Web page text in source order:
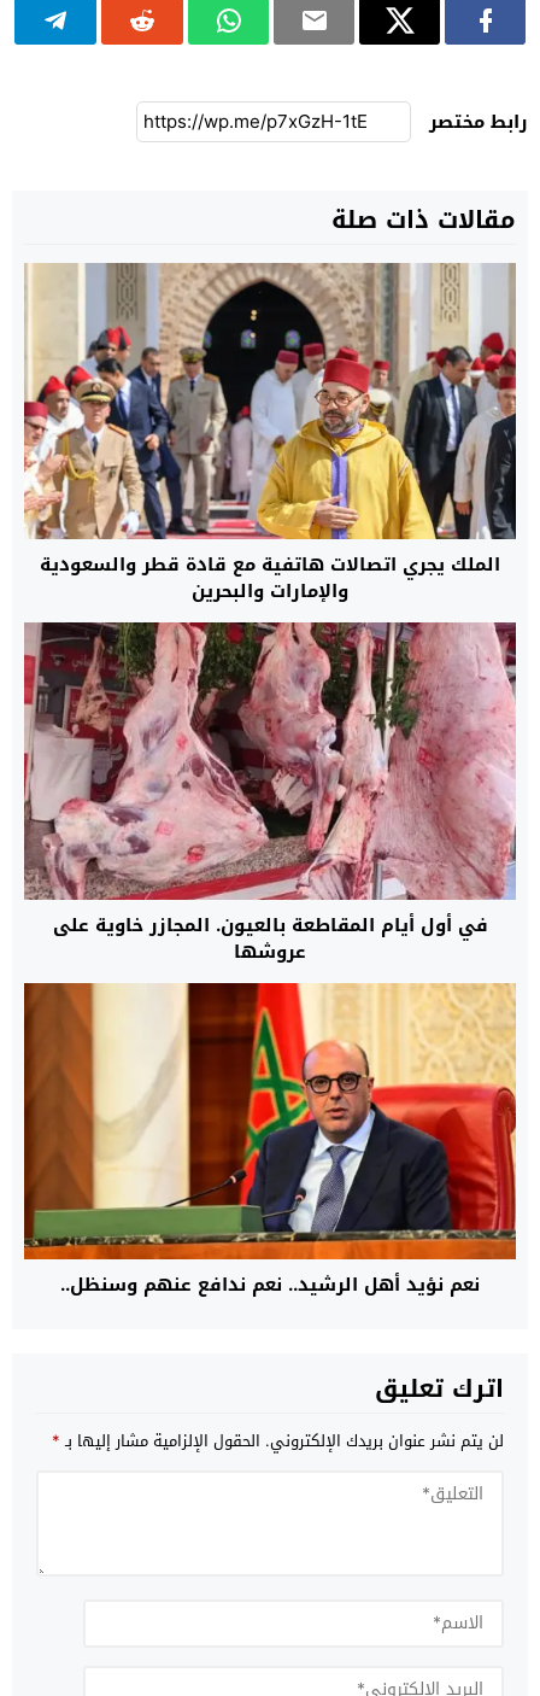
رابط مختصر
مقالات ذات صلة
الملك يجري اتصالات هاتفية مع قادة قطر والسعودية
والإمارات والبحرين
في أول أيام المقاطعة بالعيون. المجازر خاوية على
عروشها
نعم نؤيد أهل الرشيد.. نعم ندافع عنهم وسنظل..
اترك تعليق
لن يتم نشر عنوان بريدك الإلكتروني. الحقول الإلزامية مشار إليها بـ*